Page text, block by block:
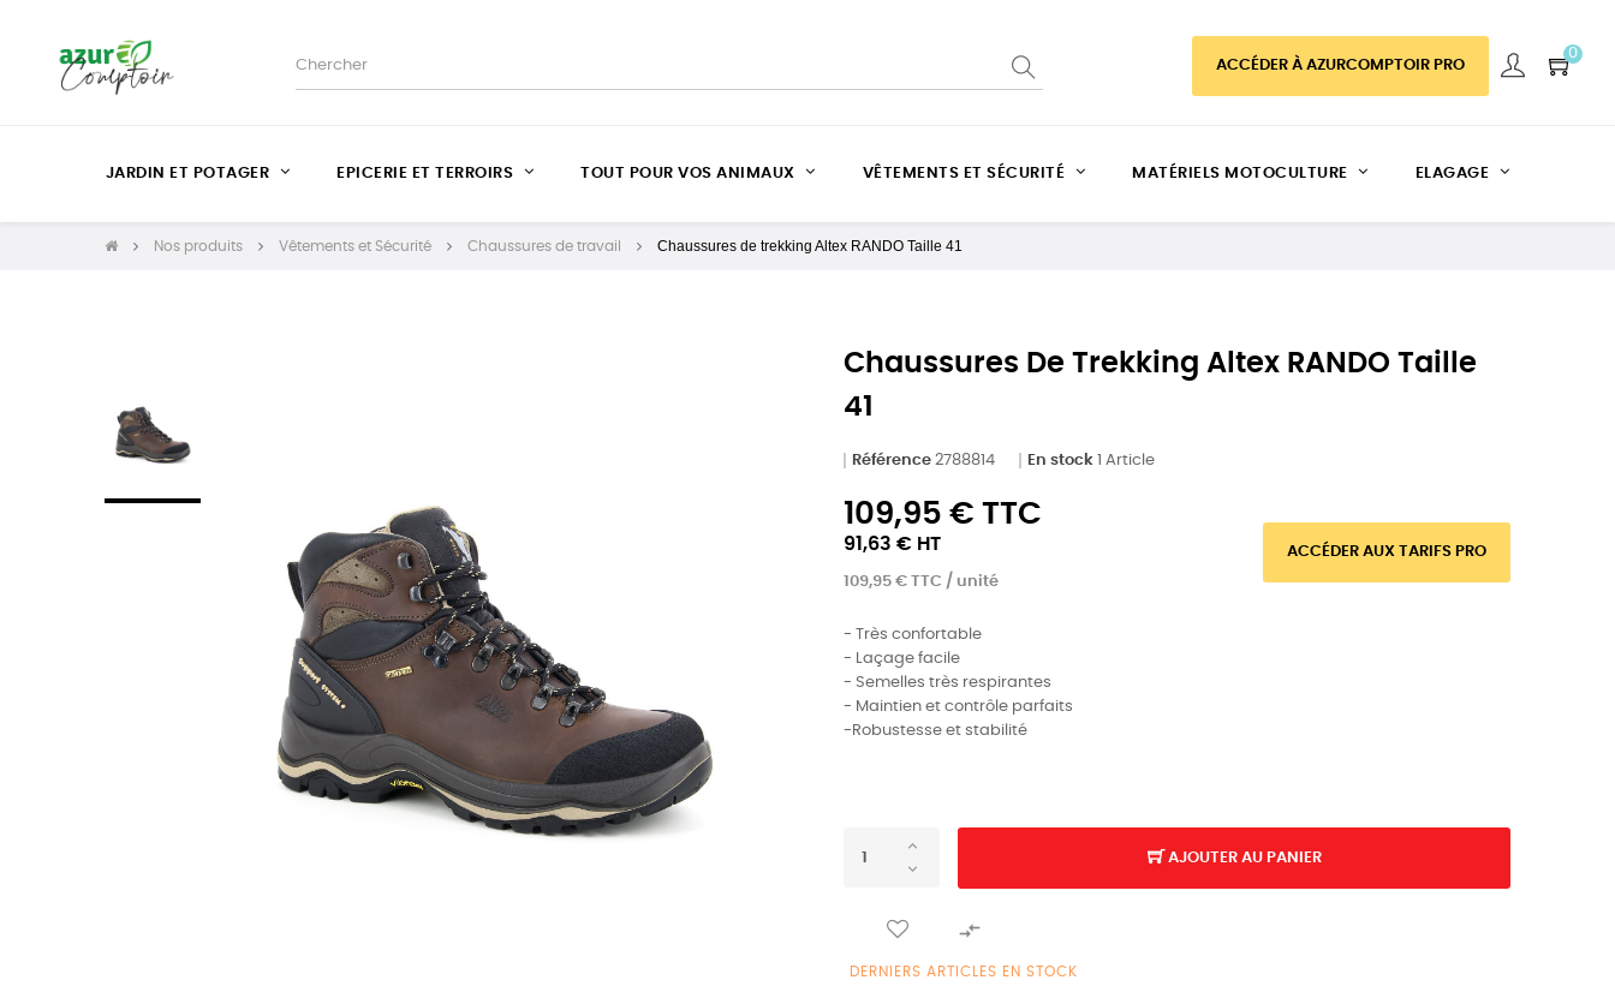
ACCÉDER À AZURCOMPTOIR PRO
0
JARDIN ET POTAGER EPICERIE ET TERROIRS TOUT POUR VOS ANIMAUX VÊTEMENTS ET SÉCURITÉ MATÉRIELS MOTOCULTURE ELAGAGE
Nos produits Vêtements et Sécurité Chaussures de travail Chaussures de trekking Altex RANDO Taille 41
Chaussures De Trekking Altex RANDO Taille
41
Référence 2788814 En stock 1 Article
109,95 € TTC
91,63 € HT
109,95 € TTC / unité
ACCÉDER AUX TARIFS PRO
- Très confortable
- Laçage facile
- Semelles très respirantes
- Maintien et contrôle parfaits
-Robustesse et stabilité
AJOUTER AU PANIER

DERNIERS ARTICLES EN STOCK